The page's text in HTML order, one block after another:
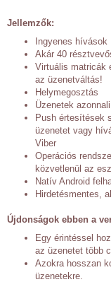
Jellemzők:
Ingyenes
Akár 40
Virtuális matricák
az üzenetváltás!
Helymegosztás
Üzenetek
Push értesítések
üzenetet vagy
Viber
Operációs
közvetlenül az
Natív Android
Hirdetésmentes,
Újdonságok ebben a
Egy érintéssel
az üzenetet több
Azokra hosszan
üzenetekre.